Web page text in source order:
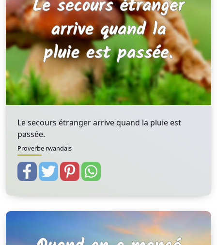
Le secours étranger arrive quand la pluie est
passée.
Proverbe rwandais